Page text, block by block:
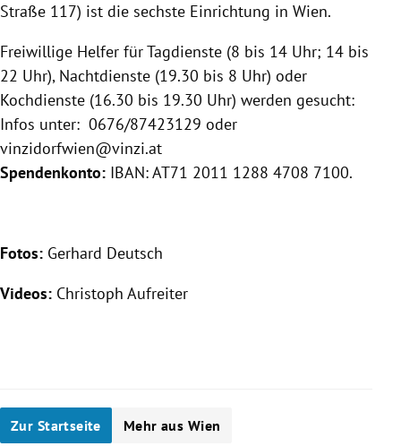
Straße 117) ist die sechste Einrichtung in Wien.
Freiwillige Helfer für Tagdienste (8 bis 14 Uhr; 14 bis
22 Uhr), Nachtdienste (19.30 bis 8 Uhr) oder
Kochdienste (16.30 bis 19.30 Uhr) werden gesucht:
Infos unter: 0676/87423129 oder
vinzidorfwien@vinzi.at
Spendenkonto: IBAN: AT71 2011 1288 4708 7100.
Fotos: Gerhard Deutsch
Videos: Christoph Aufreiter
Zur Startseite Mehr aus Wien